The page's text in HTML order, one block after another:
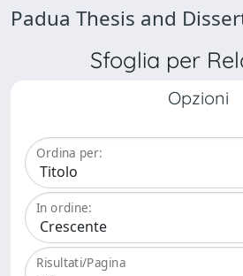
Padua Thesis and
Sfoglia per
Opzioni
Ordina per:
In ordine:
Risultati/Pagina